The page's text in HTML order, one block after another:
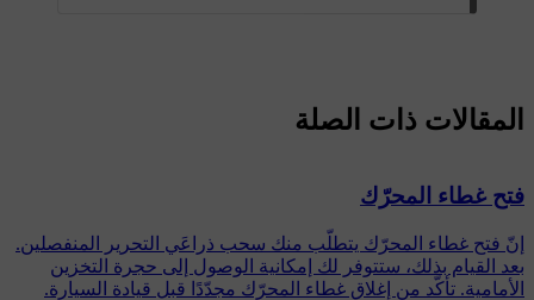
المقالات ذات الصلة
فتح غطاء المحرّك
إنّ فتح غطاء المحرّك يتطلّب منك سحب ذراعَي التحرير المنفصلين.
بعد القيام بذلك، ستتوفر لك إمكانية الوصول إلى حجرة التخزين
الأمامية. تأكّد من إغلاق غطاء المحرّك مجدّدًا قبل قيادة السيارة.